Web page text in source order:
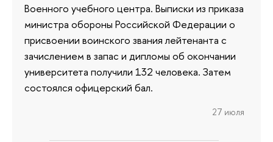
Военного учебного центра. Выписки из приказа
министра обороны Российской Федерации о
присвоении воинского звания лейтенанта с
зачислением в запас и дипломы об окончании
университета получили 132 человека. Затем
состоялся офицерский бал.
27 июля